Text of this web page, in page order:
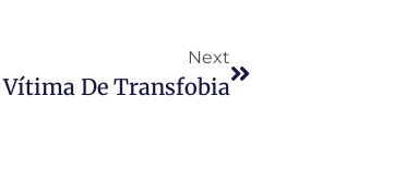
Next
De Transfobia